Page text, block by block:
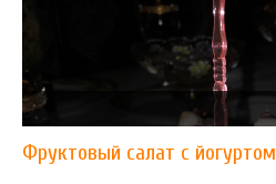
Фруктовый салат с йогуртом